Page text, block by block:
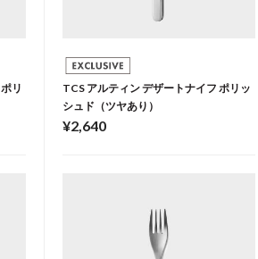
リ
TCS アルティン デザートナイフ ポリッ
シュド（ツヤあり）
¥2,640